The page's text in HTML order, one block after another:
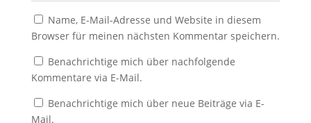
Name, E-Mail-Adresse und Website in diesem
Browser für meinen nächsten Kommentar speichern.
Benachrichtige mich über nachfolgende
Kommentare via E-Mail.
Benachrichtige mich über neue Beiträge via E-
Mail.